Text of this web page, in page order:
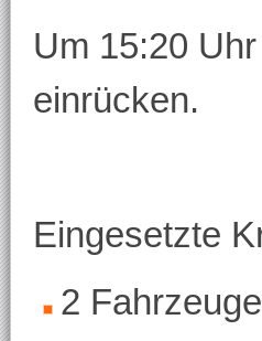
Um 15:20
einrücken.
Eingesetzte
2